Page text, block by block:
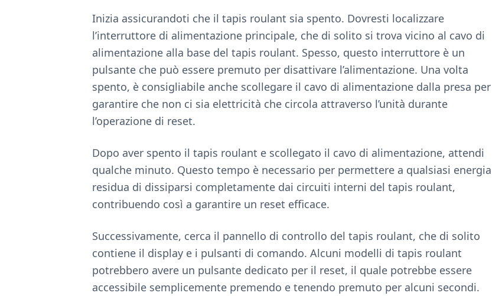
Inizia assicurandoti che il tapis roulant sia spento. Dovresti localizzare
l’interruttore di alimentazione principale, che di solito si trova vicino al cavo di
alimentazione alla base del tapis roulant. Spesso, questo interruttore è un
pulsante che può essere premuto per disattivare l’alimentazione. Una volta
spento, è consigliabile anche scollegare il cavo di alimentazione dalla presa per
garantire che non ci sia elettricità che circola attraverso l’unità durante
l’operazione di reset.
Dopo aver spento il tapis roulant e scollegato il cavo di alimentazione, attendi
qualche minuto. Questo tempo è necessario per permettere a qualsiasi energia
residua di dissiparsi completamente dai circuiti interni del tapis roulant,
contribuendo così a garantire un reset efficace.
Successivamente, cerca il pannello di controllo del tapis roulant, che di solito
contiene il display e i pulsanti di comando. Alcuni modelli di tapis roulant
potrebbero avere un pulsante dedicato per il reset, il quale potrebbe essere
accessibile semplicemente premendo e tenendo premuto per alcuni secondi.